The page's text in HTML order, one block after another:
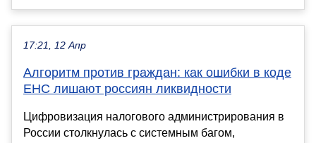
17:21, 12 Апр
Алгоритм против граждан: как ошибки в коде
ЕНС лишают россиян ликвидности
Цифровизация налогового администрирования в
России столкнулась с системным багом,